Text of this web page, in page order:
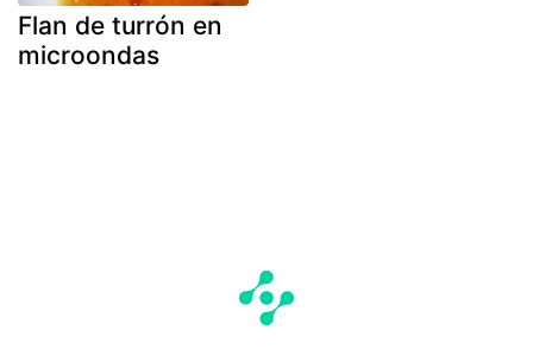
Flan de turrón en
microondas